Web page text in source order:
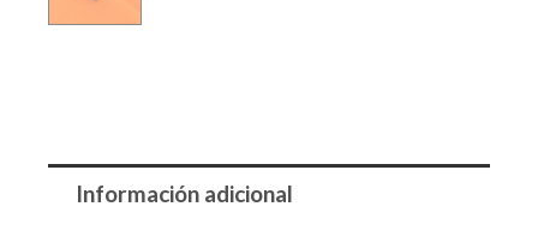
Información adicional